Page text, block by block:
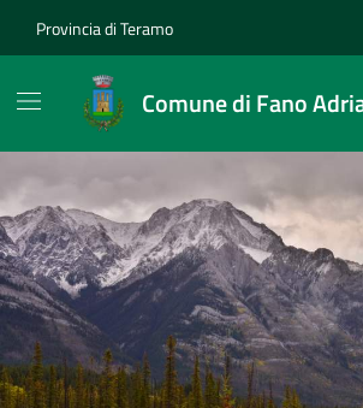
Provincia di Teramo
Comune di Fano